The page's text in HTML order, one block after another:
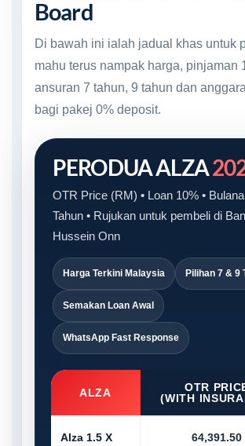
Board
Di bawah ini ialah jadual khas untuk
mahu terus nampak harga, pinjaman
ansuran 7 tahun, 9 tahun dan
bagi pakej 0% deposit.
PERODUA ALZA
OTR Price (RM) • Loan 10% •
Tahun • Rujukan untuk pembeli di
Hussein Onn
Harga Terkini Malaysia Pilihan 7 & 9
Semakan Loan Awal
WhatsApp Fast Response
ALZA
OTR
(WITH
Alza 1.5 X 64,391.50